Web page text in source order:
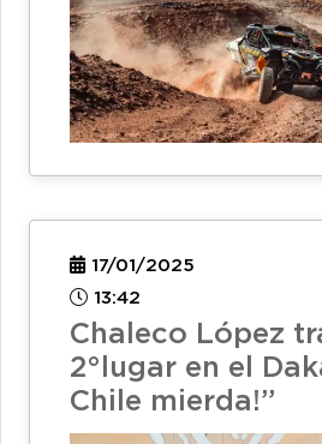
17/01/2025
13:42
Chaleco López
2°lugar en el
Chile mierda!”